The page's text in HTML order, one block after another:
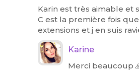
Karin est très aimable et
C est la première fois
extensions et j en suis
Karine
Merci beaucoup